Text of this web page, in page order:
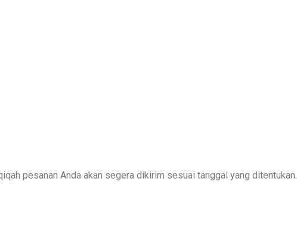
pesanan Anda akan segera dikirim sesuai tanggal yang ditentukan.